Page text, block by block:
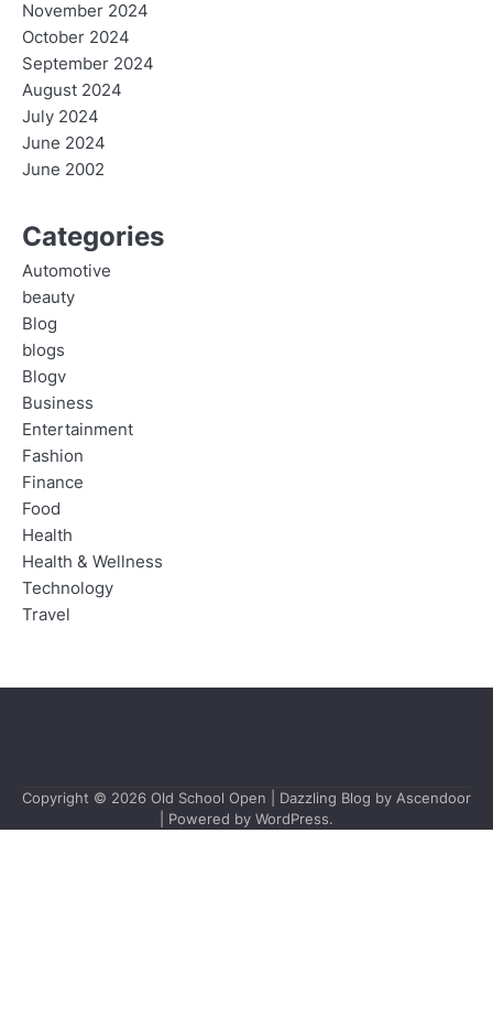
November 2024
October 2024
September 2024
August 2024
July 2024
June 2024
June 2002
Categories
Automotive
beauty
Blog
blogs
Blogv
Business
Entertainment
Fashion
Finance
Food
Health
Health & Wellness
Technology
Travel
Copyright © 2026 Old School Open | Dazzling Blog by Ascendoor
| Powered by WordPress.